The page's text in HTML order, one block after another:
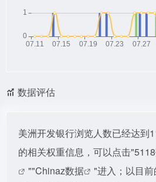
数据评估
美洲开发银行浏览人数已经达到
的相关权重信息，可以点击"
""Chinaz数据
"进入；以目